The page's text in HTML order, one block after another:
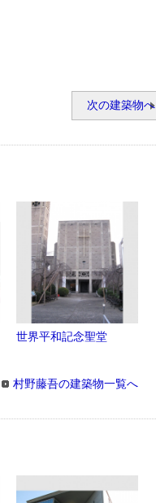
次の建築物へ
世界平和記念聖堂
村野藤吾の建築物一覧へ